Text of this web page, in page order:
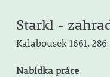
Starkl -
Kalabousek 1661, 286
Nabídka práce